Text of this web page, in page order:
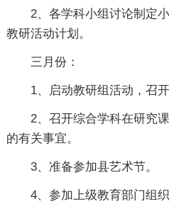
2、各学科小组讨论制定
教研活动计划。
三月份：
1、启动教研组活动，召
2、召开综合学科在研究
的有关事宜。
3、准备参加县艺术节。
4、参加上级教育部门组织